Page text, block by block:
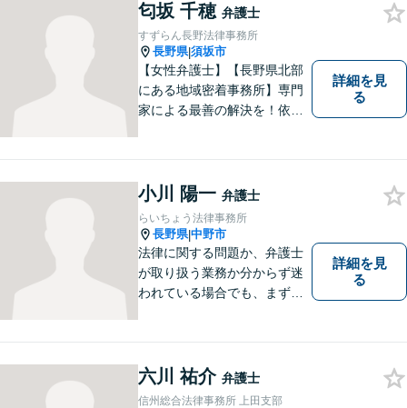
であることを心がけ、誠実
に、そして丁寧に対応してい
きます。
匂坂 千穂 弁護士
すずらん長野法律事務所
長野県|須坂市
【女性弁護士】【長野県北部
にある地域密着事務所】専門
家による最善の解決を！依頼
詳細を見
る
小川 陽一 弁護士
らいちょう法律事務所
長野県|中野市
法律に関する問題か、弁護士
が取り扱う業務か分からず迷
われている場合でも、まずは
詳細を見
る
六川 祐介 弁護士
信州総合法律事務所 上田支部